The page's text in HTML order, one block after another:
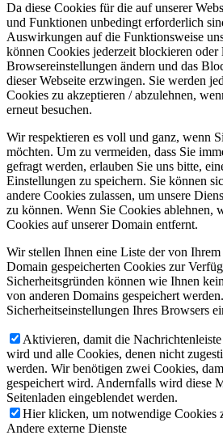
Da diese Cookies für die auf unserer
und Funktionen unbedingt erforderlich
Auswirkungen auf die Funktionsweise
können Cookies jederzeit blockieren oder
Browsereinstellungen ändern und das
dieser Webseite erzwingen. Sie werden
Cookies zu akzeptieren / abzulehnen,
erneut besuchen.
Wir respektieren es voll und ganz, wenn
möchten. Um zu vermeiden, dass Sie
gefragt werden, erlauben Sie uns bitte,
Einstellungen zu speichern. Sie können
andere Cookies zulassen, um unsere
zu können. Wenn Sie Cookies ablehnen,
Cookies auf unserer Domain entfernt.
Wir stellen Ihnen eine Liste der von
Domain gespeicherten Cookies zur
Sicherheitsgründen können wie Ihnen
von anderen Domains gespeichert
Sicherheitseinstellungen Ihres Browsers
Aktivieren, damit die
wird und alle Cookies, denen nicht
werden. Wir benötigen zwei Cookies,
gespeichert wird. Andernfalls wird diese
Seitenladen eingeblendet werden.
Hier klicken, um notwendige Cookies
Andere externe Dienste